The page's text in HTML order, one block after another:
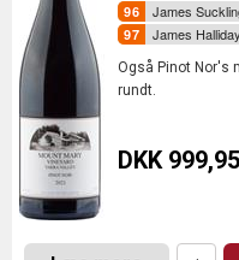
James
James Halliday
Også Pinot Nor's
rundt.
DKK 999,95